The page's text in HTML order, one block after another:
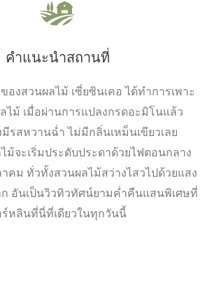
คำแนะนำสถานที่
องสวนผลไม้ เซี่ยซินเคอ ได้ทำการเพาะ
ม้ เมื่อผ่านการแปลงกรดอะมิโนแล้ว
รสหวานฉ่ำ ไม่มีกลิ่นเหม็นเขียวเลย
ม้จะเริ่มประดับประดาด้วยไฟตอนกลาง
คม ทั่วทั้งสวนผลไม้สว่างไสวไปด้วยแสง
อันเป็นวิวทิวทัศน์ยามค่ำคืนแสนพิเศษที่
ร์หลินที่นี่ที่เดียวในทุกวันนี้